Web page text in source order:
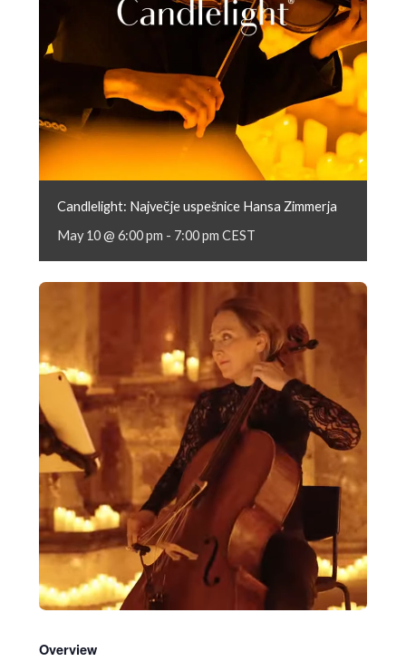
Candlelight: Največje uspešnice Hansa Zimmerja
May 10 @ 6:00 pm - 7:00 pm CEST
Overview